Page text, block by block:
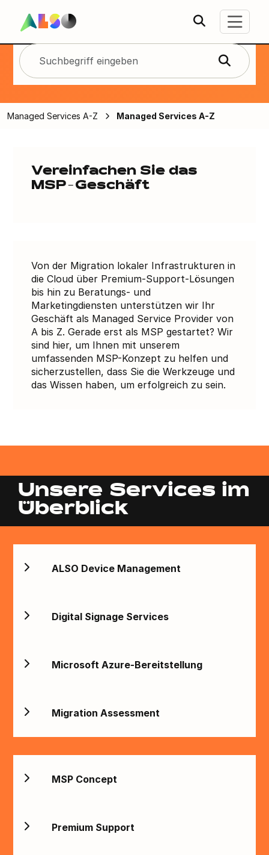
Managed
Services von A
bis Z
Managed Services A-Z Managed Services A-Z
Vereinfachen Sie das
MSP-Geschäft
Von der Migration lokaler Infrastrukturen in
die Cloud über Premium-Support-Lösungen
bis hin zu Beratungs- und
Marketingdiensten unterstützen wir Ihr
Geschäft als Managed Service Provider von
A bis Z. Gerade erst als MSP gestartet? Wir
sind hier, um Ihnen mit unserem
umfassenden MSP-Konzept zu helfen und
sicherzustellen, dass Sie die Werkzeuge und
das Wissen haben, um erfolgreich zu sein.
Unsere Services im
Überblick
ALSO Device Management
Digital Signage Services
Microsoft Azure-Bereitstellung
Migration Assessment
MSP Concept
Premium Support